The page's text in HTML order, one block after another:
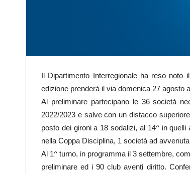
Il Dipartimento Interregionale ha reso noto
edizione prenderà il via domenica 27 agosto
Al preliminare partecipano le 36 società
2022/2023 e salve con un distacco
posto dei gironi a 18 sodalizi, al 14^ in
nella Coppa Disciplina, 1 società ad
Al 1^ turno, in programma il 3 settembre,
preliminare ed i 90 club aventi diritto.